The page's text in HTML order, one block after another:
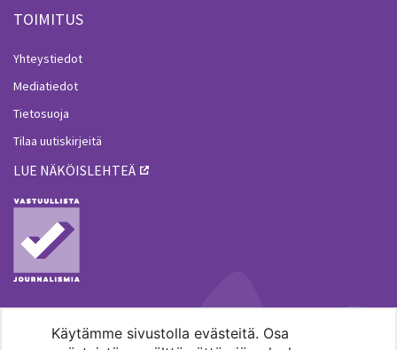
Käytämme sivustolla evästeitä. Osa
TOIMITUS
Yhteystiedot
Mediatiedot
Tietosuoja
Tilaa uutiskirjeitä
LUE NÄKÖISLEHTEÄ
MENOHAKU